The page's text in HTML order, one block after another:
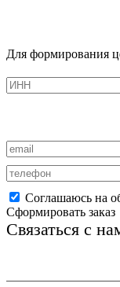
Для формирования
Соглашаюсь на
Сформировать заказ
Связаться с